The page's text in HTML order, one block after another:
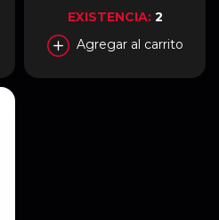
EXISTENCIA: 2
Agregar al carrito